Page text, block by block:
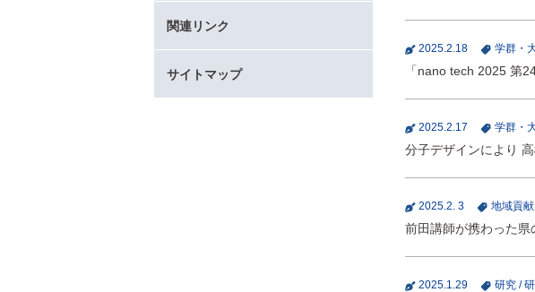
2025.2.18 学群・
「nano tech 2025 第
2025.2.17 学群・
分子デザインにより
2025.2. 3 地域貢献
前田講師が携わった
2025.1.29 研究 /
関連リンク
サイトマップ